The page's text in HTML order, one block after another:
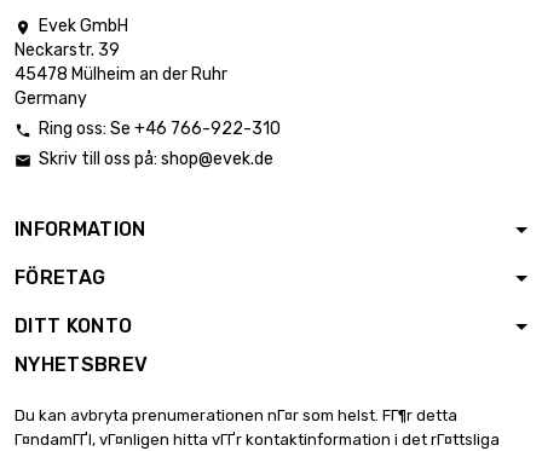

Evek GmbH
Neckarstr. 39
45478 Mülheim an der Ruhr
Germany
 Ring oss: Se +46 766-922-310
 Skriv till oss på: shop@evek.de
INFORMATION
FÖRETAG
DITT KONTO
NYHETSBREV
Du kan avbryta prenumerationen nГ¤r som helst. FГ¶r detta
Г¤ndamГҐl, vГ¤nligen hitta vГҐr kontaktinformation i det rГ¤ttsliga